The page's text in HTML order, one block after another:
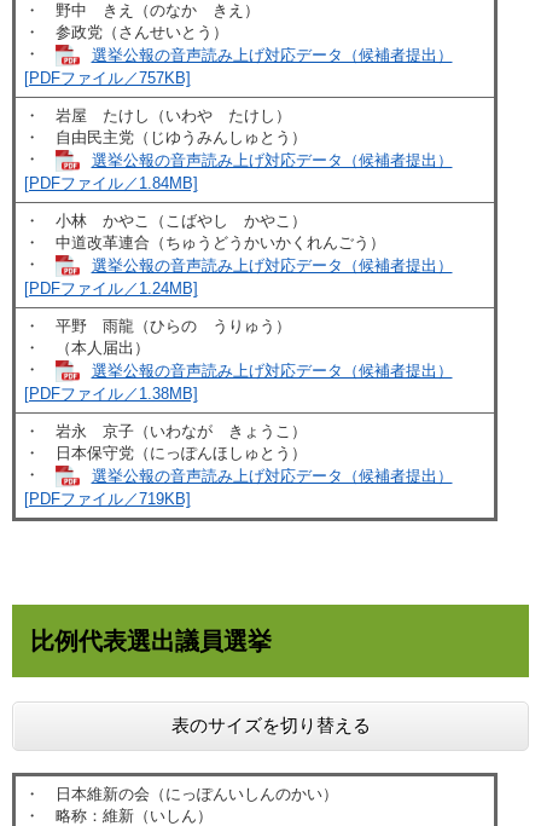
・ 野中 きえ（のなか きえ）
・ 参政党（さんせいとう）
・
選挙公報の音声読み上げ対応データ（候補者提出）
[PDFファイル／757KB]
・ 岩屋 たけし（いわや たけし）
・ 自由民主党（じゆうみんしゅとう）
・
選挙公報の音声読み上げ対応データ（候補者提出）
[PDFファイル／1.84MB]
・ 小林 かやこ（こばやし かやこ）
・ 中道改革連合（ちゅうどうかいかくれんごう）
・
選挙公報の音声読み上げ対応データ（候補者提出）
[PDFファイル／1.24MB]
・ 平野 雨龍（ひらの うりゅう）
・ （本人届出）
・
選挙公報の音声読み上げ対応データ（候補者提出）
[PDFファイル／1.38MB]
・ 岩永 京子（いわなが きょうこ）
・ 日本保守党（にっぽんほしゅとう）
・
選挙公報の音声読み上げ対応データ（候補者提出）
[PDFファイル／719KB]
比例代表選出議員選挙
表のサイズを切り替える
・ 日本維新の会（にっぽんいしんのかい）
・ 略称：維新（いしん）